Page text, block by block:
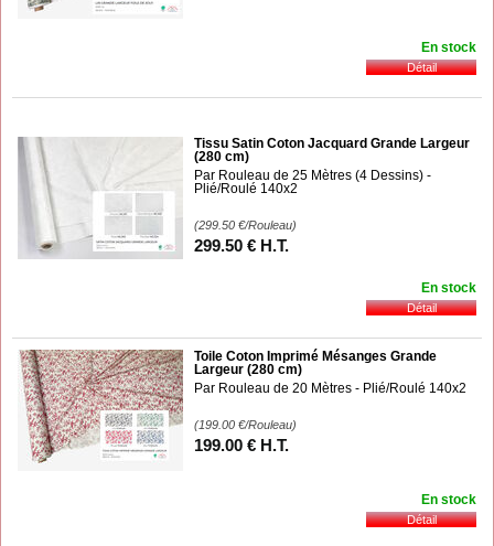
En stock
Tissu Satin Coton Jacquard Grande Largeur
(280 cm)
Par Rouleau de 25 Mètres (4 Dessins) -
Plié/Roulé 140x2
(299.50 €/Rouleau)
299.50 € H.T.
En stock
Toile Coton Imprimé Mésanges Grande
Largeur (280 cm)
Par Rouleau de 20 Mètres - Plié/Roulé 140x2
(199.00 €/Rouleau)
199.00 € H.T.
En stock